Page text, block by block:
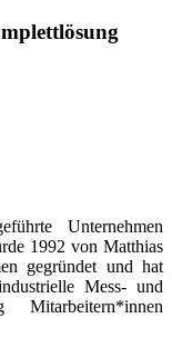
Unternehmen
1992 von Matthias
gegründet und hat
Mess- und